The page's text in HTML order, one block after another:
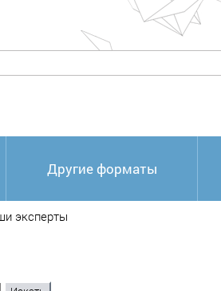
Другие форматы
эксперты